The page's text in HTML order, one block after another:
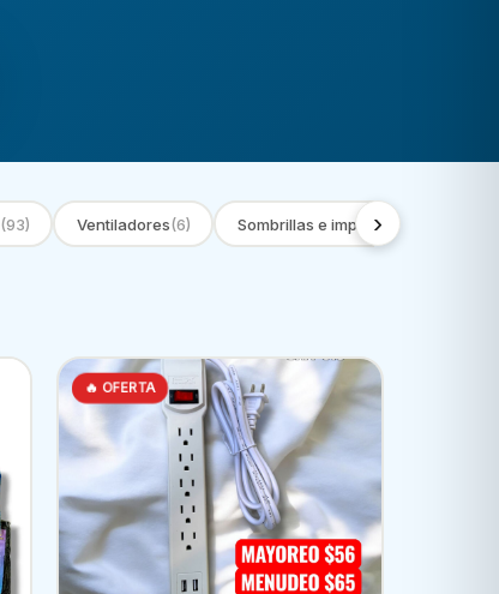
(93) Ventiladores(6) Sombrillas e impermeables
›
🔥 OFERTA